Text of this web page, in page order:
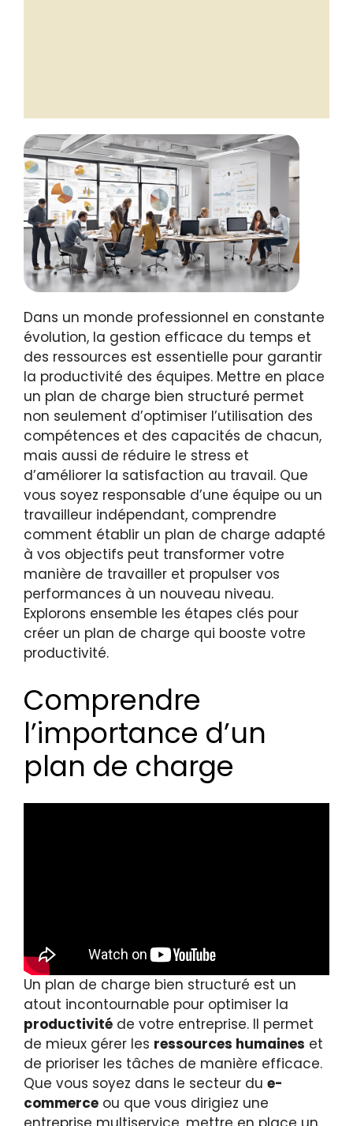
Dans un monde professionnel en constante
évolution, la gestion efficace du temps et
des ressources est essentielle pour garantir
la productivité des équipes. Mettre en place
un plan de charge bien structuré permet
non seulement d’optimiser l’utilisation des
compétences et des capacités de chacun,
mais aussi de réduire le stress et
d’améliorer la satisfaction au travail. Que
vous soyez responsable d’une équipe ou un
travailleur indépendant, comprendre
comment établir un plan de charge adapté
à vos objectifs peut transformer votre
manière de travailler et propulser vos
performances à un nouveau niveau.
Explorons ensemble les étapes clés pour
créer un plan de charge qui booste votre
productivité.
Comprendre
l’importance d’un
plan de charge
Un plan de charge bien structuré est un
atout incontournable pour optimiser la
productivité de votre entreprise. Il permet
de mieux gérer les ressources humaines et
de prioriser les tâches de manière efficace.
Que vous soyez dans le secteur du e-
commerce ou que vous dirigiez une